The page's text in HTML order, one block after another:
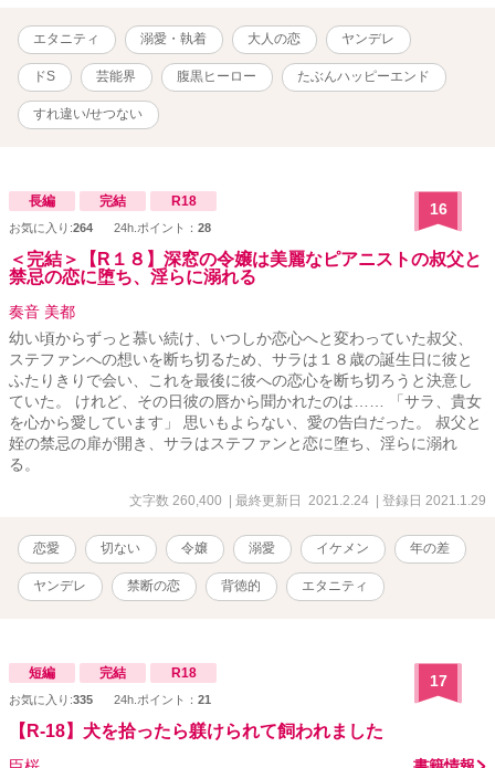
だけるかなと。
エタニティ 溺愛・執着 大人の恋 ヤンデレ
ドS 芸能界 腹黒ヒーロー たぶんハッピーエンド
すれ違い/せつない
長編 完結 R18
お気に入り:264 24h.ポイント： 28
16
＜完結＞【R１８】深窓の令嬢は美麗なピアニストの叔父と
禁忌の恋に堕ち、淫らに溺れる
奏音 美都
幼い頃からずっと慕い続け、いつしか恋心へと変わっていた叔父、
ステファンへの想いを断ち切るため、サラは１８歳の誕生日に彼と
ふたりきりで会い、これを最後に彼への恋心を断ち切ろうと決意し
ていた。 けれど、その日彼の唇から聞かれたのは…… 「サラ、貴女
を心から愛しています」 思いもよらない、愛の告白だった。 叔父と
姪の禁忌の扉が開き、サラはステファンと恋に堕ち、淫らに溺れ
る。
文字数 260,400 | 最終更新日 2021.2.24 | 登録日 2021.1.29
恋愛 切ない 令嬢 溺愛 イケメン 年の差
ヤンデレ 禁断の恋 背徳的 エタニティ
短編 完結 R18
お気に入り:335 24h.ポイント： 21
17
【R-18】犬を拾ったら躾けられて飼われました